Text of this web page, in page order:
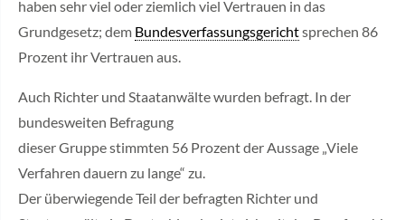
haben sehr viel oder ziemlich viel Vertrauen in das
Grundgesetz; dem Bundesverfassungsgerichtsprechen 86
Prozent ihr Vertrauen aus.
Auch Richter und Staatanwälte wurden befragt. In der
bundesweiten Befragung
dieser Gruppe stimmten 56 Prozent der Aussage „Viele
Verfahren dauern zu lange“ zu.
Der überwiegende Teil der befragten Richter und